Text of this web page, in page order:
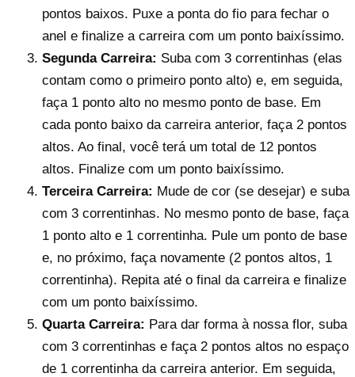
pontos baixos. Puxe a ponta do fio para fechar o
anel e finalize a carreira com um ponto baixíssimo.
Segunda Carreira: Suba com 3 correntinhas (elas
contam como o primeiro ponto alto) e, em seguida,
faça 1 ponto alto no mesmo ponto de base. Em
cada ponto baixo da carreira anterior, faça 2 pontos
altos. Ao final, você terá um total de 12 pontos
altos. Finalize com um ponto baixíssimo.
Terceira Carreira: Mude de cor (se desejar) e suba
com 3 correntinhas. No mesmo ponto de base, faça
1 ponto alto e 1 correntinha. Pule um ponto de base
e, no próximo, faça novamente (2 pontos altos, 1
correntinha). Repita até o final da carreira e finalize
com um ponto baixíssimo.
Quarta Carreira: Para dar forma à nossa flor, suba
com 3 correntinhas e faça 2 pontos altos no espaço
de 1 correntinha da carreira anterior. Em seguida,